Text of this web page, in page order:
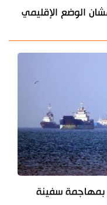
الوضع الإقليمي
بمهاجمة سفينة